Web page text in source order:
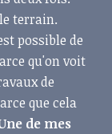
terrain.
possible de
qu'on voit
de
que cela
de mes